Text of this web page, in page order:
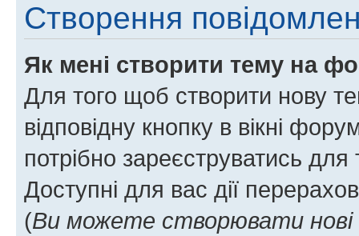
Створення
Як мені створити тему на
Для того щоб створити нову
відповідну кнопку в вікні
потрібно зареєструватись
Доступні для вас дії
(Ви можете створювати